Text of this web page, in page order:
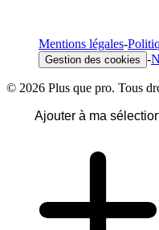
Mentions légales-
Gestion des cookies -
© 2026 Plus que pro. Tous
Ajouter à ma